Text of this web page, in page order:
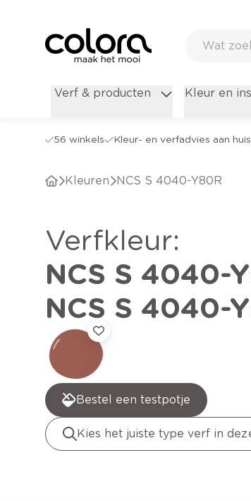
Verf & producten Kleur en
56 winkels Kleur- en verfadvies aan
Kleuren NCS S 4040-Y80R
verfkleur:
NCS S 4040-
NCS S 4040-
Bestel een testpotje
Kies het juiste type verf in